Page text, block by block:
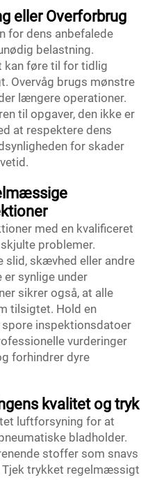
eller Overforbrug
for dens anbefalede
belastning.
kan føre til for tidlig
Overvåg brugs mønstre
længere operationer.
til opgaver, den ikke er
at respektere dens
for skader
med en kvalificeret
problemer.
slid, skævhed eller andre
er synlige under
sikrer også, at alle
tilsigtet. Hold en
inspektionsdatoer
vurderinger
forhindrer dyre
kvalitet og tryk
luftforsyning for at
bladholder.
stoffer som snavs
trykket regelmæssigt